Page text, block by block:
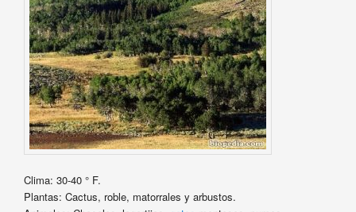
Clima: 30-40 ° F.
Plantas: Cactus, roble, matorrales y arbustos.